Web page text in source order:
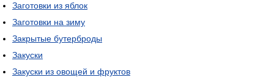
Заготовки из яблок
Заготовки на зиму
Закрытые бутерброды
Закуски
Закуски из овощей и фруктов